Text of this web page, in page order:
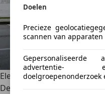
Doelen
Precieze
scannen van apparaten
advertentie-
Elektrische SUV: dit moet
De SUV is het meest